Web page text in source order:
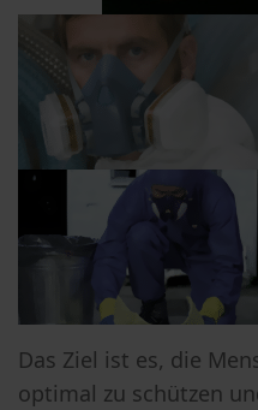
Das Ziel ist es, die
optimal zu schützen